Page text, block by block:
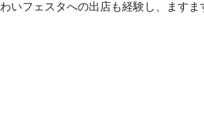
いフェスタへの出店も経験し、ますま